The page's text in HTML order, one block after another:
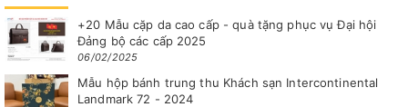
+20 Mẫu cặp da cao cấp - quà tặng phục vụ Đại hội
Đảng bộ các cấp 2025
06/02/2025
Mẫu hộp bánh trung thu Khách sạn Intercontinental
Landmark 72 - 2024